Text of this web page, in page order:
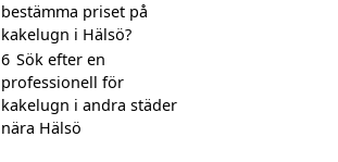
bestämma priset på
kakelugn i Hälsö?
6 Sök efter en
professionell för
kakelugn i andra städer
nära Hälsö